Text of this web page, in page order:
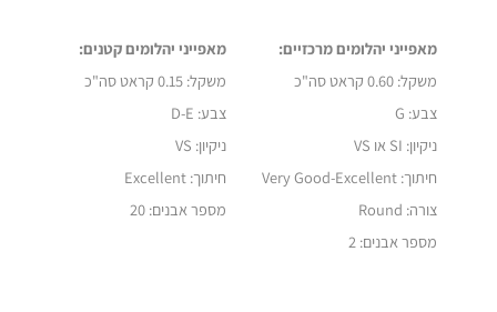
מאפייני יהלומים מרכזיים:
מאפייני יהלומים קטנים:
משקל: 0.60 קראט סה"כ
משקל: 0.15 קראט סה"כ
צבע: G
צבע: D-E
ניקיון: SI או VS
ניקיון: VS
חיתוך: Very Good-Excellent
חיתוך: Excellent
צורה: Round
מספר אבנים: 20
מספר אבנים: 2